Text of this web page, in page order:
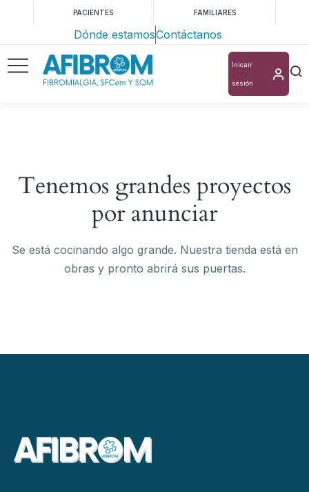
PACIENTES FAMILIARES
Dónde estamosContáctanos
Inicair
sesión
Tenemos grandes proyectos
por anunciar
Se está cocinando algo grande. Nuestra tienda está en
obras y pronto abrirá sus puertas.